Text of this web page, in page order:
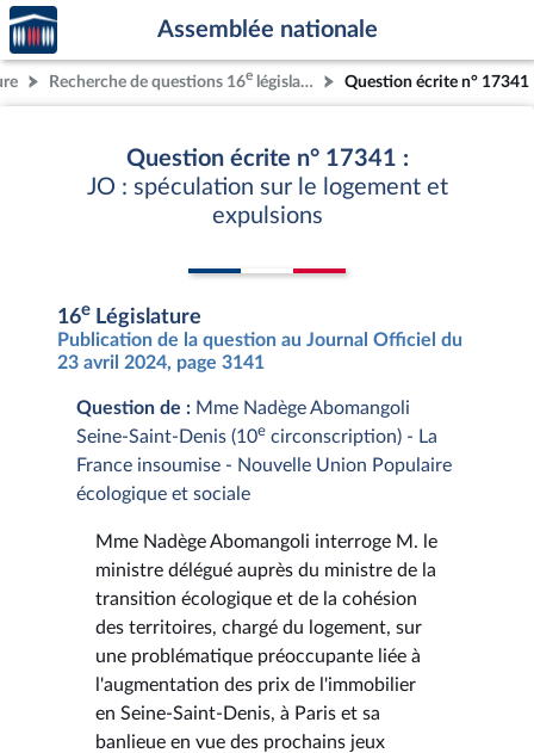
Aller au contenu
Aller en bas de la page
Accèder
à la
page
d'accueil
Assemblée nationale
Recherche de questions 16e législature Question écrite n° 17341
Question écrite n° 17341 :
JO : spéculation sur le logement et
expulsions
16e Législature
Publication de la question au Journal Officiel du
23 avril 2024, page 3141
Question de : Mme Nadège Abomangoli
Seine-Saint-Denis (10e circonscription) - La
France insoumise - Nouvelle Union Populaire
écologique et sociale
Mme Nadège Abomangoli interroge M. le
ministre délégué auprès du ministre de la
transition écologique et de la cohésion
des territoires, chargé du logement, sur
une problématique préoccupante liée à
l'augmentation des prix de l'immobilier
en Seine-Saint-Denis, à Paris et sa
banlieue en vue des prochains jeux